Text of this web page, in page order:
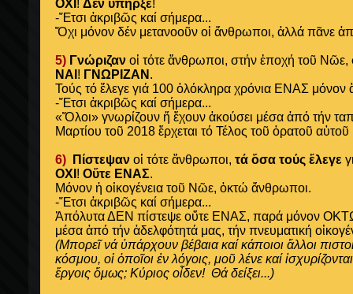
ΟΧΙ ! Δέν ὑπῆρξε!
-Ἔτσι ἀκριβῶς καί σήμερα...
Ὄχι μόνον δέν μετανοοῦν οἱ ἄνθρωποι, ἀλλά πᾶνε
5) Γνώριζαν οἱ τότε ἄνθρωποι, στήν ἐποχή τοῦ Νῶε,
ΝΑΙ ! ΓΝΩΡΙΖΑΝ .
Τούς τό ἔλεγε γιά 100 ὁλόκληρα χρόνια ΕΝΑΣ
-Ἔτσι ἀκριβῶς καί σήμερα...
«Ὅλοι» γνωρίζουν ἤ ἔχουν ἀκούσει μέσα ἀπό τήν
Μαρτίου τοῦ 2018 ἔρχεται τό Τέλος τοῦ ὁρατοῦ
6) Πίστεψαν οἱ τότε ἄνθρωποι, τά ὅσα τούς ἔλεγε
ΟΧΙ ! Οὔτε ΕΝΑΣ.
Μόνον ἡ οἰκογένεια τοῦ Νῶε, ὀκτώ ἄνθρωποι.
-Ἔτσι ἀκριβῶς καί σήμερα...
Ἀπόλυτα ΔΕΝ πίστεψε οὔτε ΕΝΑΣ, παρά μόνον
μέσα ἀπό τήν ἀδελφότητά μας, τήν πνευματική
(Μπορεῖ νά ὑπάρχουν βέβαια καί κάποιοι ἄλλοι
κόσμου, οἱ ὁποῖοι ἐν λόγοις, μοῦ λένε καί
ἔργοις ὅμως; Κύριος οἶδεν! Θά δείξει...)